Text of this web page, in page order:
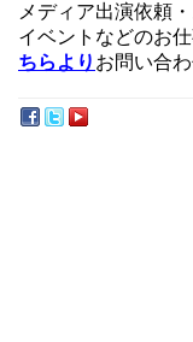
メディア出演依頼
イベントなどのお
ちらより お問い合